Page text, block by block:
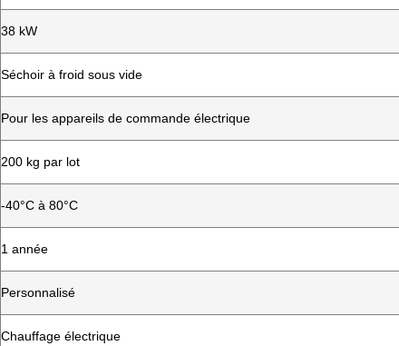
38 kW
Séchoir à froid sous vide
Pour les appareils de commande électrique
200 kg par lot
-40°C à 80°C
1 année
Personnalisé
Chauffage électrique